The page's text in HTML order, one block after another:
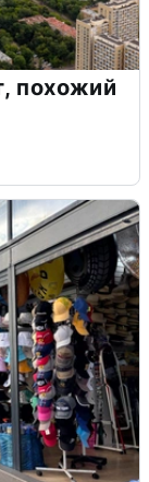
похожий